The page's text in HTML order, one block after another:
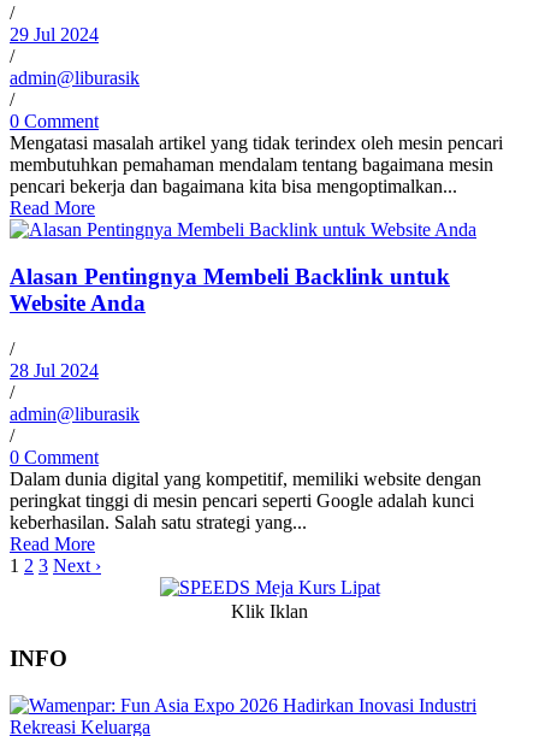
/
29 Jul 2024
/
admin@liburasik
/
0 Comment
Mengatasi masalah artikel yang tidak terindex oleh mesin pencari
membutuhkan pemahaman mendalam tentang bagaimana mesin
pencari bekerja dan bagaimana kita bisa mengoptimalkan...
Read More
Alasan Pentingnya Membeli Backlink untuk
Website Anda
/
28 Jul 2024
/
admin@liburasik
/
0 Comment
Dalam dunia digital yang kompetitif, memiliki website dengan
peringkat tinggi di mesin pencari seperti Google adalah kunci
keberhasilan. Salah satu strategi yang...
Read More
1 2 3 Next ›
Klik Iklan
INFO